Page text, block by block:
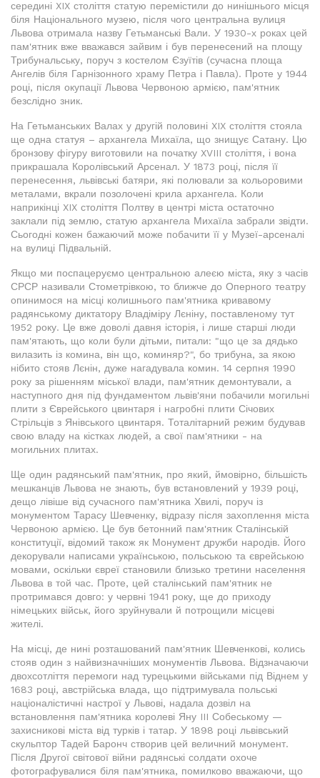
середині XIX століття статую перемістили до нинішнього місця
біля Національного музею, після чого центральна вулиця
Львова отримала назву Гетьманські Вали. У 1930-х роках цей
пам'ятник вже вважався зайвим і був перенесений на площу
Трибунальську, поруч з костелом Єзуїтів (сучасна площа
Ангелів біля Гарнізонного храму Петра і Павла). Проте у 1944
році, після окупації Львова Червоною армією, пам'ятник
безслідно зник.
На Гетьманських Валах у другій половині XIX століття стояла
ще одна статуя – архангела Михаїла, що знищує Сатану. Цю
бронзову фігуру виготовили на початку XVIII століття, і вона
прикрашала Королівський Арсенал. У 1873 році, після її
перенесення, львівські батяри, які полювали за кольоровими
металами, вкрали позолочені крила архангела. Коли
наприкінці XIX століття Полтву в центрі міста остаточно
заклали під землю, статую архангела Михаїла забрали звідти.
Сьогодні кожен бажаючий може побачити її у Музеї-арсеналі
на вулиці Підвальній.
Якщо ми поспацеруємо центральною алеєю міста, яку з часів
СРСР називали Стометрівкою, то ближче до Оперного театру
опинимося на місці колишнього пам'ятника кривавому
радянському диктатору Владіміру Лєніну, поставленому тут
1952 року. Це вже доволі давня історія, і лише старші люди
пам'ятають, що коли були дітьми, питали: "що це за дядько
вилазить із комина, він що, коминяр?", бо трибуна, за якою
нібито стояв Лєнін, дуже нагадувала комин. 14 серпня 1990
року за рішенням міської влади, пам'ятник демонтували, а
наступного дня під фундаментом львів'яни побачили могильні
плити з Єврейського цвинтаря і нагробні плити Січових
Стрільців з Янівського цвинтаря. Тоталітарний режим будував
свою владу на кістках людей, а свої пам'ятники - на
могильних плитах.
Ще один радянський пам'ятник, про який, ймовірно, більшість
мешканців Львова не знають, був встановлений у 1939 році,
дещо лівіше від сучасного пам'ятника Хвилі, поруч із
монументом Тарасу Шевченку, відразу після захоплення міста
Червоною армією. Це був бетонний пам'ятник Сталінській
конституції, відомий також як Монумент дружби народів. Його
декорували написами українською, польською та єврейською
мовами, оскільки євреї становили близько третини населення
Львова в той час. Проте, цей сталінський пам'ятник не
протримався довго: у червні 1941 року, ще до приходу
німецьких військ, його зруйнували й потрощили місцеві
жителі.
На місці, де нині розташований пам'ятник Шевченкові, колись
стояв один з найвизначніших монументів Львова. Відзначаючи
двохсотліття перемоги над турецькими військами під Віднем у
1683 році, австрійська влада, що підтримувала польські
націоналістичні настрої у Львові, надала дозвіл на
встановлення пам'ятника королеві Яну III Собеському —
захисникові міста від турків і татар. У 1898 році львівський
скульптор Тадей Баронч створив цей величний монумент.
Після Другої світової війни радянські солдати охоче
фотографувалися біля пам'ятника, помилково вважаючи, що